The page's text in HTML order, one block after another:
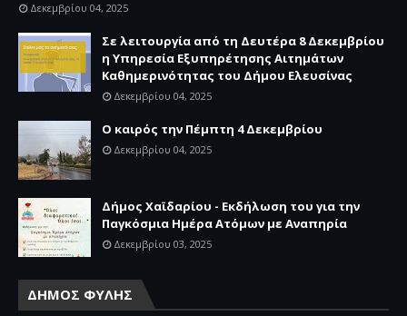
Δεκεμβρίου 04, 2025
Σε λειτουργία από τη Δευτέρα 8 Δεκεμβρίου
η Υπηρεσία Εξυπηρέτησης Αιτημάτων
Καθημερινότητας του Δήμου Ελευσίνας
Δεκεμβρίου 04, 2025
Ο καιρός την Πέμπτη 4 Δεκεμβρίου
Δεκεμβρίου 04, 2025
Δήμος Χαϊδαρίου - Εκδήλωση του για την
Παγκόσμια Ημέρα Ατόμων με Αναπηρία
Δεκεμβρίου 03, 2025
ΔΗΜΟΣ ΦΥΛΗΣ